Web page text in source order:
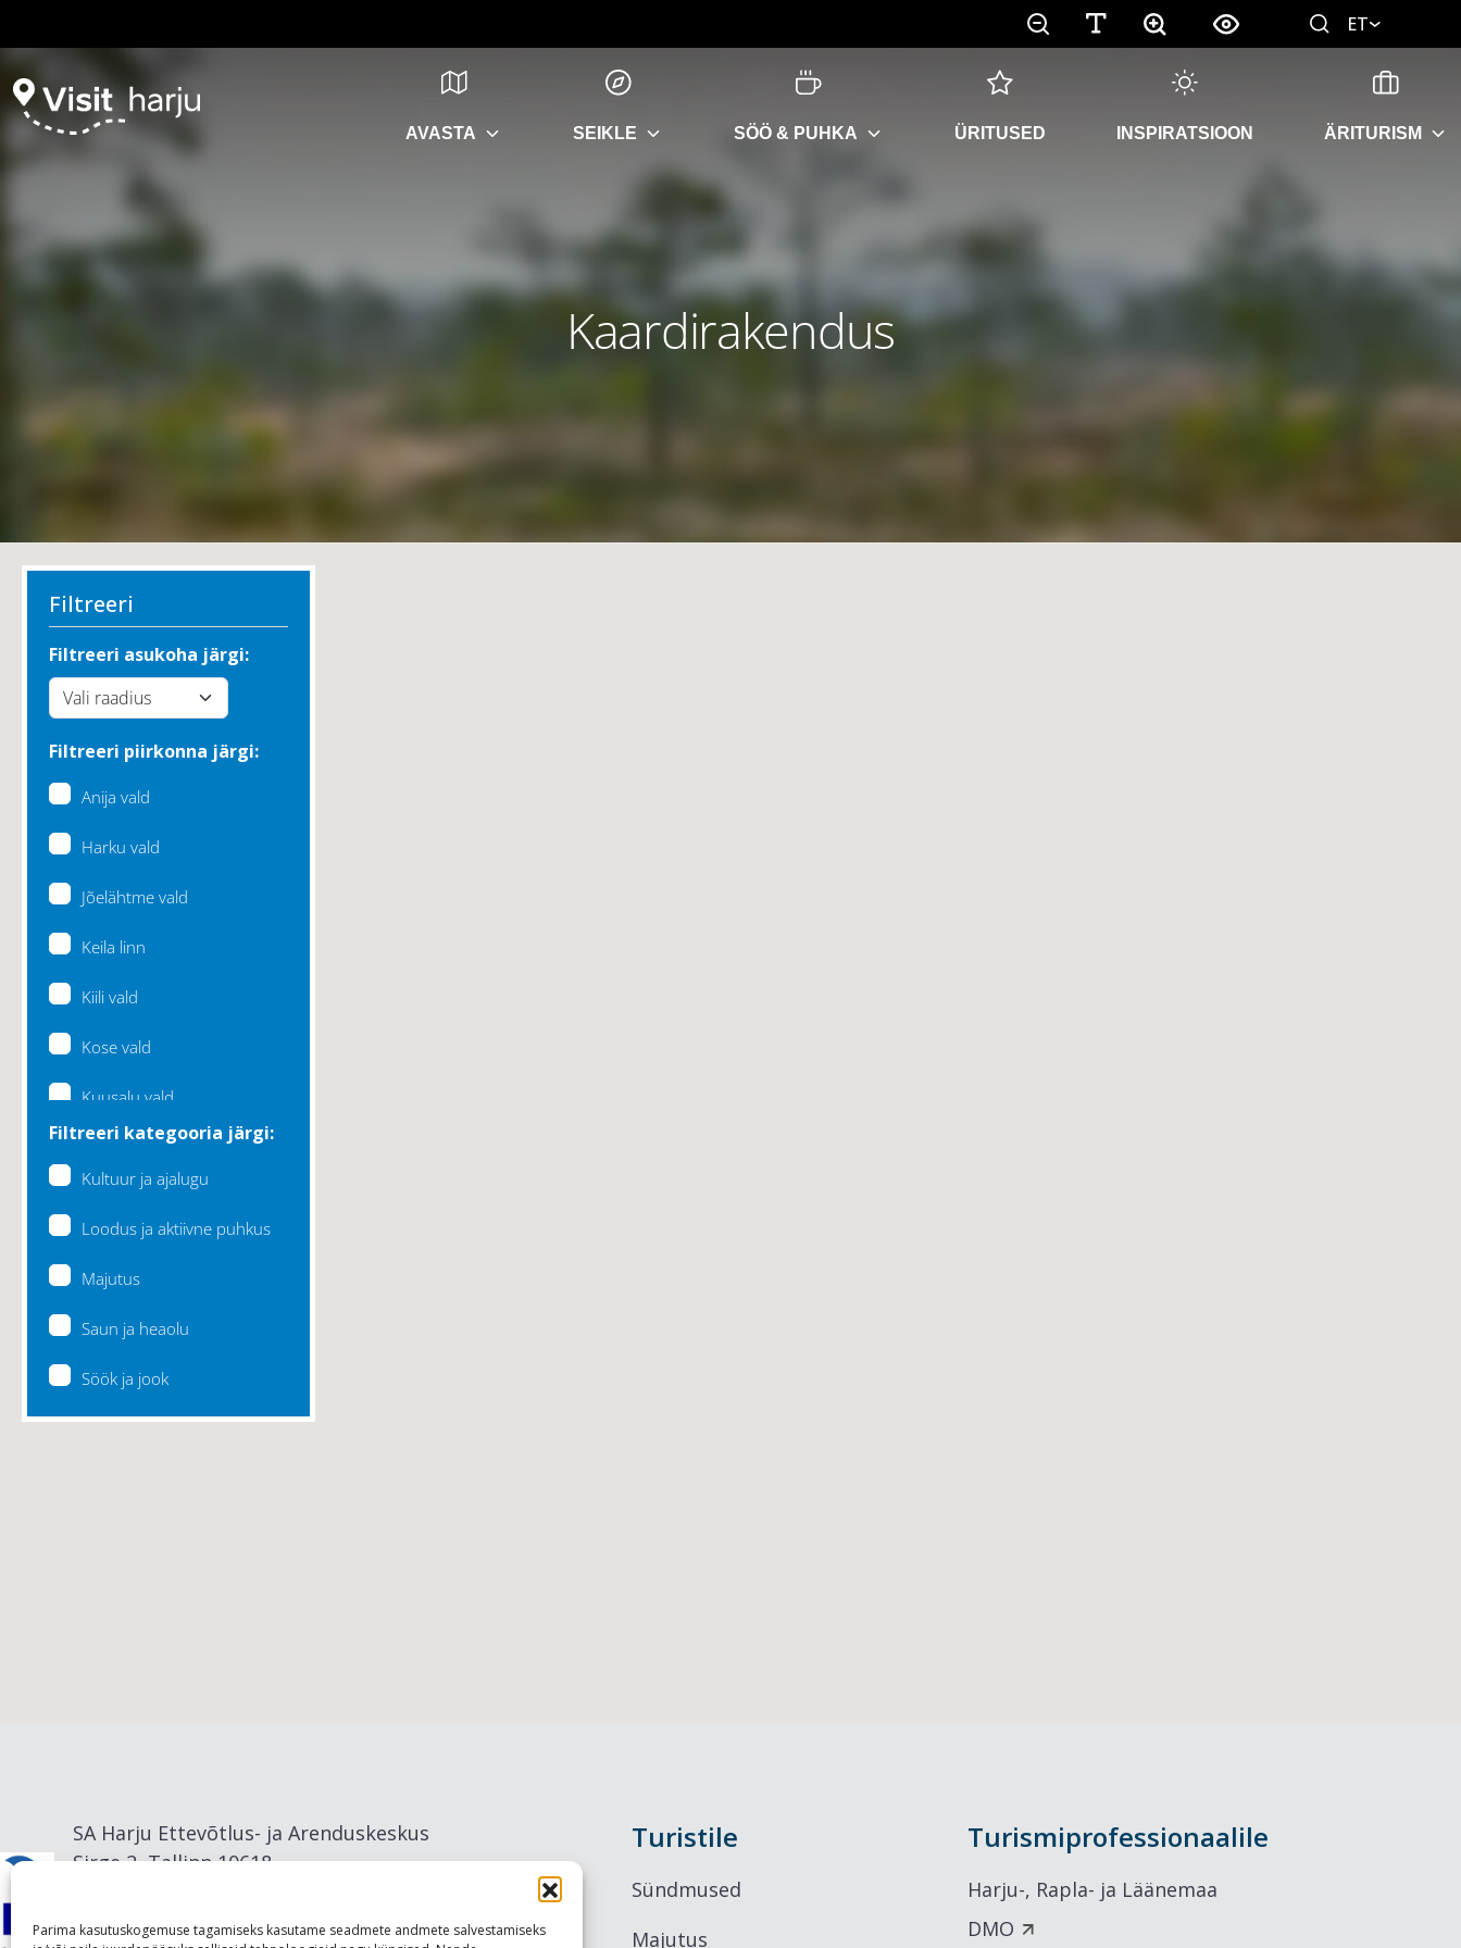
Parima kasutuskogemuse tagamiseks kasutame seadmete andmete salvestamiseks
ET
AVASTA SEIKLE SÖÖ & PUHKA ÜRITUSED INSPIRATSIOON ÄRITURISM
Kaardirakendus
Filtreeri
Filtreeri asukoha järgi:
Filtreeri piirkonna järgi:
Anija vald
Harku vald
Jõelähtme vald
Keila linn
Kiili vald
Kose vald
Kuusalu vald
Lääne-Harju vald
Filtreeri kategooria järgi:
Kultuur ja ajalugu
Loodus ja aktiivne puhkus
Majutus
Saun ja heaolu
Söök ja jook
SA Harju Ettevõtlus- ja Arenduskeskus
Sirge 2, Tallinn 10618
Turistile
Sündmused
Majutus
Turismiprofessionaalile
Harju-, Rapla- ja Läänemaa
DMO